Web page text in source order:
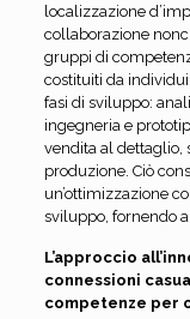
localizzazione
collaborazione
gruppi di
costituiti da
fasi di sviluppo:
ingegneria e
vendita al dettaglio,
produzione. Ciò
un’ottimizzazione
sviluppo, fornendo
L’approccio
connessioni
competenze per